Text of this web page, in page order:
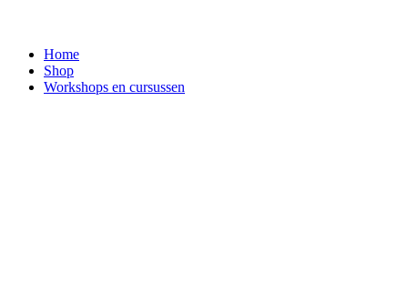
Home
Shop
Workshops en cursussen